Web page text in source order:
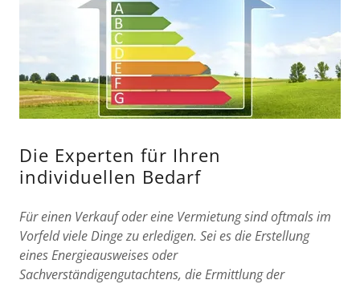
Die Experten für Ihren
individuellen Bedarf
Für einen Verkauf oder eine Vermietung sind oftmals im
Vorfeld viele Dinge zu erledigen. Sei es die Erstellung
eines Energieausweises oder
Sachverständigengutachtens, die Ermittlung der